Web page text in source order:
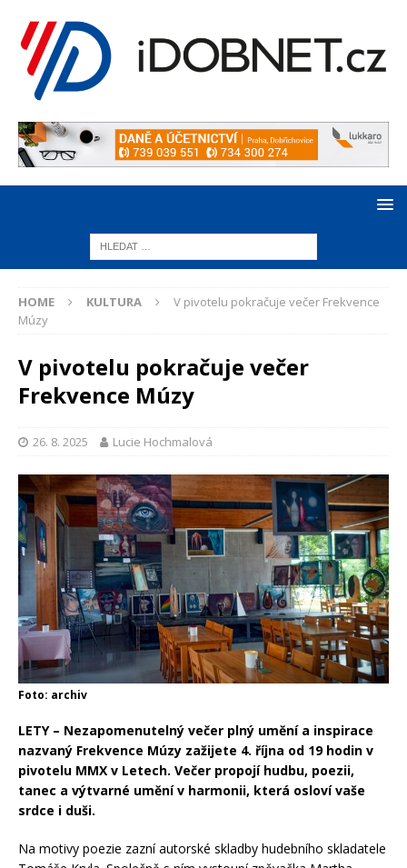
HOME KULTURA
V pivotelu pokračuje večer Frekvence
Múzy
V pivotelu pokračuje večer
Frekvence Múzy
26. 8. 2025 Lucie Hochmalová
Foto: archiv
LETY – Nezapomenutelný večer plný umění a inspirace
nazvaný Frekvence Múzy zažijete 4. října od 19 hodin v
pivotelu MMX v Letech. Večer propojí hudbu, poezii,
tanec a výtvarné umění v harmonii, která osloví vaše
srdce i duši.
Na motivy poezie zazní autorské skladby hudebního skladatele